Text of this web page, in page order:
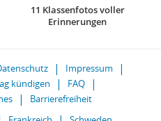
11 Klassenfotos voller
Erinnerungen
Impressum
kündigen
FAQ
Barrierefreiheit